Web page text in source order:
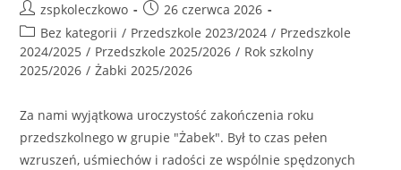
zspkoleczkowo
26 czerwca 2026
Bez kategorii / Przedszkole 2023/2024 / Przedszkole
2024/2025 / Przedszkole 2025/2026 / Rok szkolny
2025/2026 / Żabki 2025/2026
Za nami wyjątkowa uroczystość zakończenia roku
przedszkolnego w grupie "Żabek". Był to czas pełen
wzruszeń, uśmiechów i radości ze wspólnie spędzonych